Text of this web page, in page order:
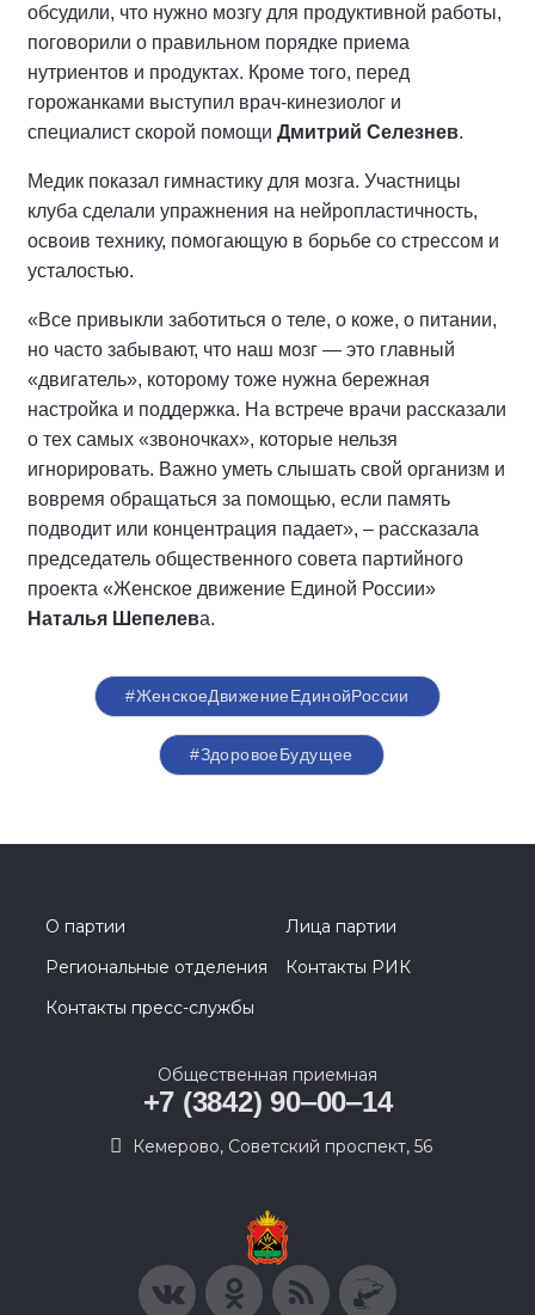
обсудили, что нужно мозгу для продуктивной работы,
поговорили о правильном порядке приема
нутриентов и продуктах. Кроме того, перед
горожанками выступил врач-кинезиолог и
специалист скорой помощи Дмитрий Селезнев.
Медик показал гимнастику для мозга. Участницы
клуба сделали упражнения на нейропластичность,
освоив технику, помогающую в борьбе со стрессом и
усталостью.
«Все привыкли заботиться о теле, о коже, о питании,
но часто забывают, что наш мозг — это главный
«двигатель», которому тоже нужна бережная
настройка и поддержка. На встрече врачи рассказали
о тех самых «звоночках», которые нельзя
игнорировать. Важно уметь слышать свой организм и
вовремя обращаться за помощью, если память
подводит или концентрация падает», – рассказала
председатель общественного совета партийного
проекта «Женское движение Единой России»
Наталья Шепелева.
#ЖенскоеДвижениеЕдинойРоссии
#ЗдоровоеБудущее
О партии
Лица партии
Региональные отделения
Контакты РИК
Контакты пресс-службы
Общественная приемная
+7 (3842) 90‒00‒14
​Кемерово, Советский проспект, 56